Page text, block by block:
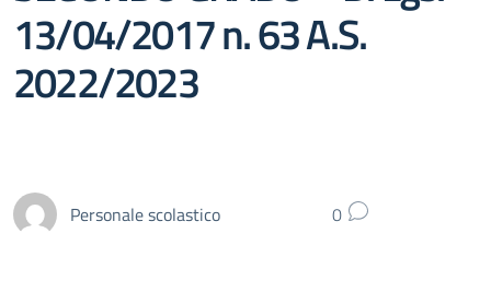
13/04/2017 n. 63 A.S.
2022/2023
Personale scolastico 0